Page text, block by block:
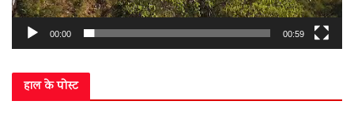
00:00 00:59
हाल के पोस्ट